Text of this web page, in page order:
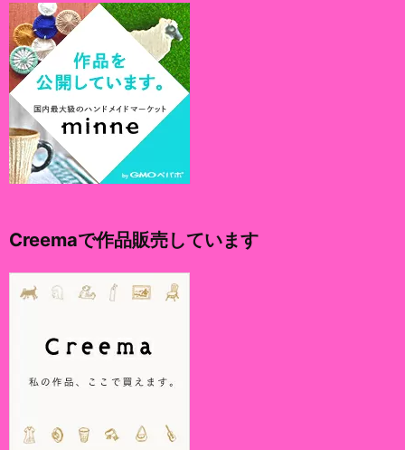
Creemaで作品販売しています